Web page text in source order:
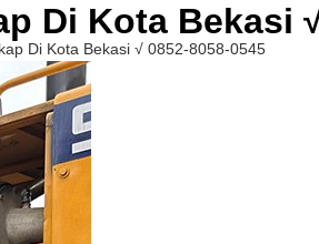
Di Kota Bekasi
Di Kota Bekasi √ 0852-8058-0545